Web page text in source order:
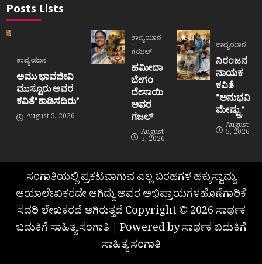
Posts Lists
ಕಾವ್ಯಯಾನ
ಅಮು ಭಾವಜೀವಿ
ಮುಸ್ಟೂರು ಅವರ
ಕವಿತೆ”ಕಾಡಿಸದಿರು”
August 5, 2026
ಕಾವ್ಯಯಾನ
ಗಝಲ್
ಹಮೀದಾ
ಬೇಗಂ
ದೇಸಾಯಿ
ಅವರ
ಗಜಲ್
August
5, 2026
ಕಾವ್ಯಯಾನ
ನಿರಂಜನ
ನಾಯಕ
ಕವಿತೆ
“ಅನುಭವಿ
ಮೇಷ್ಟ್ರು”
August
5, 2026
ಸಂಗಾತಿಯಲ್ಲಿ ಪ್ರಕಟವಾಗುವ ಎಲ್ಲ ಬರಹಗಳ ಹಕ್ಕುಸ್ವಾಮ್ಯ
ಆಯಾಲೇಖಕರದೇ ಆಗಿದ್ದು ಅವರ ಅಭಿಪ್ರಾಯಗಳಹೊಣೆಗಾರಿಕೆ
ಸದರಿ ಲೇಖಕರದೆ ಆಗಿರುತ್ತದೆ Copyright © 2026 ಸಾರ್ಥಕ
ಬದುಕಿಗೆ ಸಾಹಿತ್ಯ ಸಂಗಾತಿ | Powered by ಸಾರ್ಥಕ ಬದುಕಿಗೆ
ಸಾಹಿತ್ಯ ಸಂಗಾತಿ